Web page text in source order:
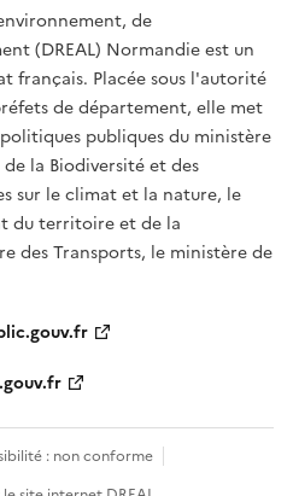
de
(DREAL) Normandie est un
français. Placée sous l'autorité
de département, elle met
publiques du ministère
la Biodiversité et des
sur le climat et la nature, le
du territoire et de la
des Transports, le ministère de
: non conforme